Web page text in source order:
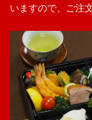
いますので、ご注